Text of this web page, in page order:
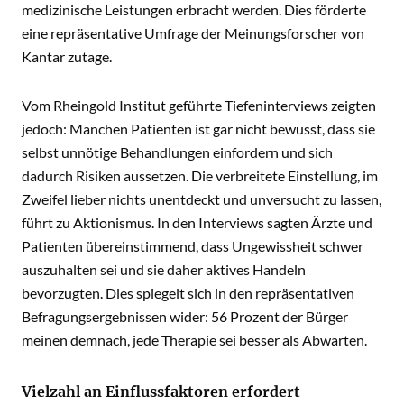
medizinische Leistungen erbracht werden. Dies förderte
eine repräsentative Umfrage der Meinungsforscher von
Kantar zutage.
Vom Rheingold Institut geführte Tiefeninterviews zeigten
jedoch: Manchen Patienten ist gar nicht bewusst, dass sie
selbst unnötige Behandlungen einfordern und sich
dadurch Risiken aussetzen. Die verbreitete Einstellung, im
Zweifel lieber nichts unentdeckt und unversucht zu lassen,
führt zu Aktionismus. In den Interviews sagten Ärzte und
Patienten übereinstimmend, dass Ungewissheit schwer
auszuhalten sei und sie daher aktives Handeln
bevorzugten. Dies spiegelt sich in den repräsentativen
Befragungsergebnissen wider: 56 Prozent der Bürger
meinen demnach, jede Therapie sei besser als Abwarten.
Vielzahl an Einflussfaktoren erfordert